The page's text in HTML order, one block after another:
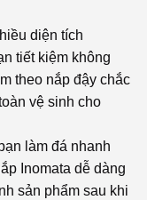
diện tích
tiết kiệm không
theo nắp đậy chắc
vệ sinh cho
làm đá nhanh
Inomata dễ dàng
sản phẩm sau khi